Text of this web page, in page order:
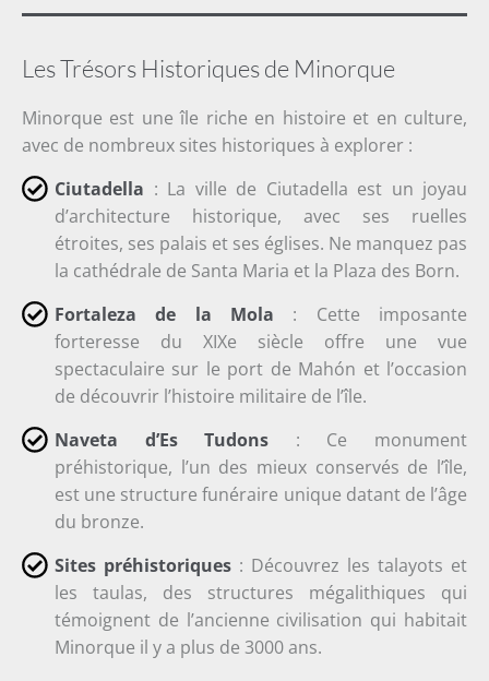
Les Trésors Historiques de Minorque
Minorque est une île riche en histoire et en culture,
avec de nombreux sites historiques à explorer :
Ciutadella : La ville de Ciutadella est un joyau
d’architecture historique, avec ses ruelles
étroites, ses palais et ses églises. Ne manquez pas
la cathédrale de Santa Maria et la Plaza des Born.
Fortaleza de la Mola : Cette imposante
forteresse du XIXe siècle offre une vue
spectaculaire sur le port de Mahón et l’occasion
de découvrir l’histoire militaire de l’île.
Naveta d’Es Tudons : Ce monument
préhistorique, l’un des mieux conservés de l’île,
est une structure funéraire unique datant de l’âge
du bronze.
Sites préhistoriques : Découvrez les talayots et
les taulas, des structures mégalithiques qui
témoignent de l’ancienne civilisation qui habitait
Minorque il y a plus de 3000 ans.